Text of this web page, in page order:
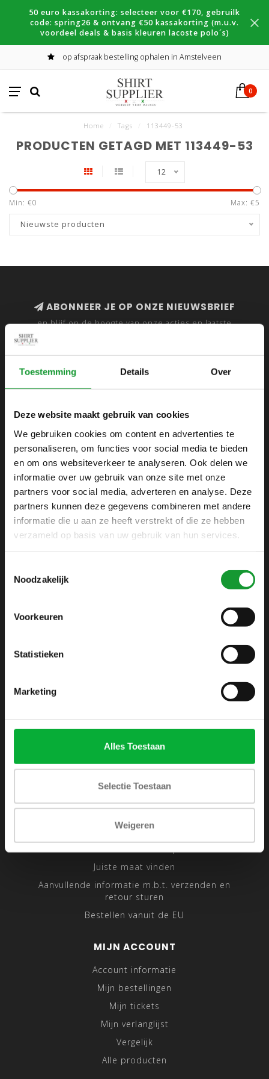
Toestemming Details Over
Deze website maakt gebruik van cookies
We gebruiken cookies om content en advertenties te
personaliseren, om functies voor social media te bieden
en om ons websiteverkeer te analyseren. Ook delen we
informatie over uw gebruik van onze site met onze
partners voor social media, adverteren en analyse. Deze
partners kunnen deze gegevens combineren met andere
informatie die u aan ze heeft verstrekt of die ze hebben
verzameld op basis van uw gebruik van hun services.
Noodzakelijk
Voorkeuren
Statistieken
Marketing
Alles Toestaan
Selectie Toestaan
Weigeren
50 euro kassakorting: selecteer voor €170, gebruilk
code: spring26 & ontvang €50 kassakorting (m.u.v.
voordeel deals & basis kleuren lacoste polo´s)
op afspraak bestelling ophalen in Amstelveen
0
Home Tags 113449-53
PRODUCTEN GETAGD MET 113449-53
12
Min: €0 Max: €5
Nieuwste producten
ABONNEER JE OP ONZE NIEUWSBRIEF
en blijf op de hoogte van onze acties en laatste
SHIRTSUPPLIER.NL
Webshop voor mannen
Zijlijnstraat 24
1433 DC
+31 6 42 52 32 80
+31 6 42 52 32 80
Disclaimer
Privacy Policy
Sitemap
Traveling Tailor
Juiste maat vinden
Aanvullende informatie m.b.t. verzenden en
retour sturen
Bestellen vanuit de EU
MIJN ACCOUNT
Account informatie
Mijn bestellingen
Mijn tickets
Mijn verlanglijst
Vergelijk
Alle producten